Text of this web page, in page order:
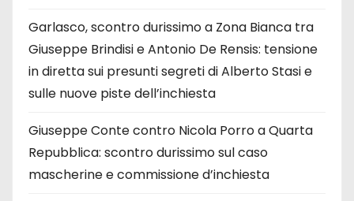
Garlasco, scontro durissimo a Zona Bianca tra
Giuseppe Brindisi e Antonio De Rensis: tensione
in diretta sui presunti segreti di Alberto Stasi e
sulle nuove piste dell’inchiesta
Giuseppe Conte contro Nicola Porro a Quarta
Repubblica: scontro durissimo sul caso
mascherine e commissione d’inchiesta